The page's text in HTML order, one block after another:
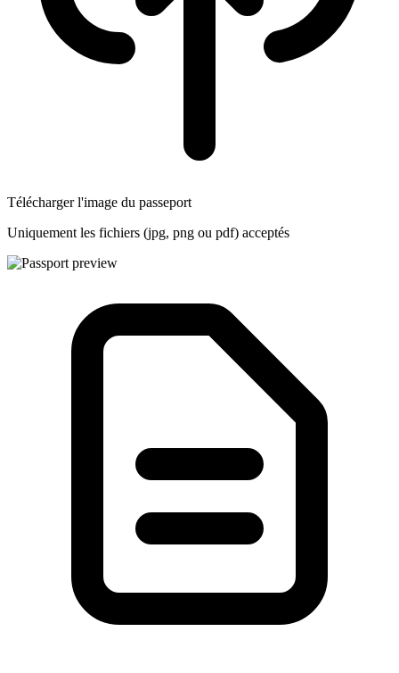
Télécharger l'image du passeport
Uniquement les fichiers (jpg, png ou pdf) acceptés